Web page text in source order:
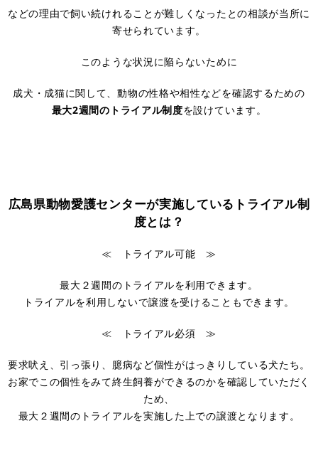
などの理由で飼い続けれることが難しくなったとの相談が当所に
寄せられています。
このような状況に陥らないために
成犬・成猫に関して、動物の性格や相性などを確認するための
最大2週間のトライアル制度を設けています。
広島県動物愛護センターが実施しているトライアル制
度とは？
≪ トライアル可能 ≫
最大２週間のトライアルを利用できます。
トライアルを利用しないで譲渡を受けることもできます。
≪ トライアル必須 ≫
要求吠え、引っ張り、臆病など個性がはっきりしている犬たち。
お家でこの個性をみて終生飼養ができるのかを確認していただく
ため、
最大２週間のトライアルを実施した上での譲渡となります。